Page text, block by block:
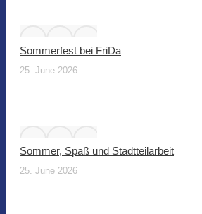
Sommerfest bei FriDa
25. June 2026
Sommer, Spaß und Stadtteilarbeit
25. June 2026